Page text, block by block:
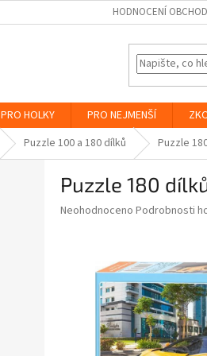
HODNOCENÍ
PRO HOLKY PRO NEJMENŠÍ
Puzzle 100 a 180 dílků Puzzle
Puzzle 180
Průměrné
hvězdiček.
Neohodnoceno Podrobnosti